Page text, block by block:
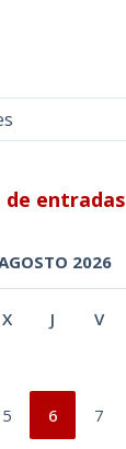
de entradas
2026
X J V
5 6 7